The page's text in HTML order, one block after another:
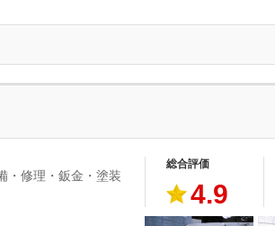
・修理・鈑金・塗装
総合評価
4.9